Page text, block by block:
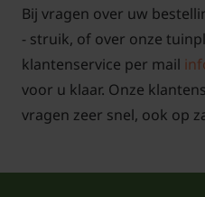
Bij vragen over uw
- struik, of over onze
klantenservice per mail
voor u klaar. Onze
vragen zeer snel, ook op